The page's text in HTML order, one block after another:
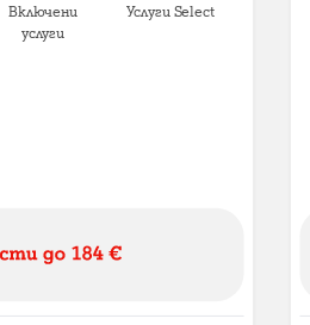
Включени
услуги
Услуги Select